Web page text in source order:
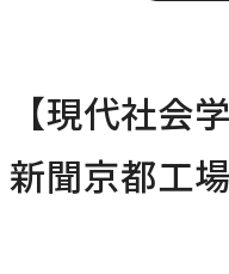
大学概要トッ
大学紹介
学びの特
学部・大学院
学部・大学院
【現代社会
新聞京都工